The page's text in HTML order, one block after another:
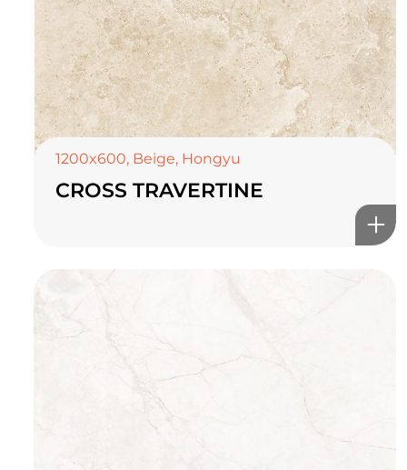
1200x600, Beige, Hongyu
CROSS TRAVERTINE